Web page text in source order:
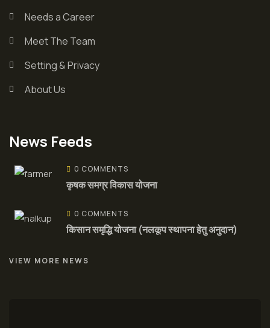
Needs a Career
Meet The Team
Setting & Privacy
About Us
News Feeds
0 COMMENTS
कृषक समग्र विकास योजना
0 COMMENTS
किसान समृद्धि योजना (नलकूप स्थापना हेतु अनुदान)
VIEW MORE NEWS